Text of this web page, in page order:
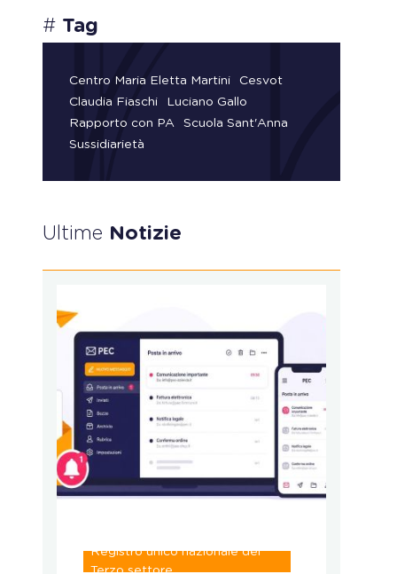
# Tag
Centro Maria Eletta Martini
Cesvot
Claudia Fiaschi
Luciano Gallo
Rapporto con PA
Scuola Sant'Anna
Sussidiarietà
Ultime Notizie
Registro unico nazionale del
Terzo settore